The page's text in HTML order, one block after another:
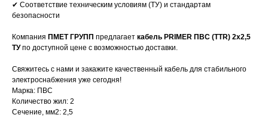
✔ Соответствие техническим условиям (ТУ) и стандартам
безопасности
Компания ПМЕТ ГРУПП предлагает кабель PRIMER ПВС (TTR) 2х2,5
ТУпо доступной цене с возможностью доставки.
Свяжитесь с нами и закажите качественный кабель для стабильного
электроснабжения уже сегодня!
Марка: ПВС
Количество жил: 2
Сечение, мм2: 2,5